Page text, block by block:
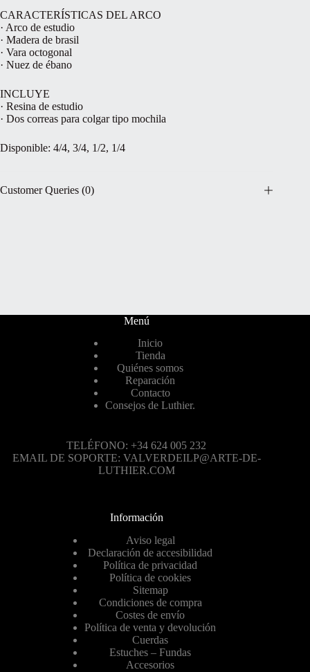
CARACTERÍSTICAS DEL ARCO
· Arco de estudio
· Madera de brasil
· Vara octogonal
· Nuez de ébano
INCLUYE
· Resina de estudio
· Dos correas para colgar tipo mochila
Disponible: 4/4, 3/4, 1/2, 1/4
Customer Queries (0)
Menú
Inicio
Tienda
Quiénes somos
Reparación
Contacto
Consejos de Luthier.
TELÉFONO: +34 624 005 232
EMAIL DE SOPORTE: VALVERDEILP@ARTE-DE-
LUTHIER.COM
Información
Aviso legal
Declaración de accesibilidad
Política de privacidad
Política de cookies
Sitemap
Condiciones de compra
Costes de envío
Política de venta y devolución
Cuerdas
Estuches – Fundas
Accesorios